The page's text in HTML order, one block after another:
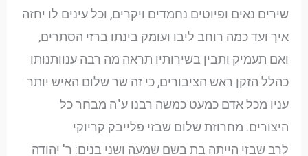
שירים נאים ופיוטים נחמדים ויקרים, וכל עינים לו יחזה
איך ועד כמה רוחב ליבו ועומק בינתו ברזי הסתרים,
ואם תעמיק ותבין בשירותיו תראה מה רבה ענוותנותו
כהלל הזקן ראש הציבורים, כי זה שר שלום האיש יותר
עניו מכל אדם כמעט כמשה רבנו ע"ה מבחר כל
היצורים. מחרוזת שלום שבזי פלייבק קריוקי
לרב שבזי הייתה בת בשם שמעה ושני בנים: ר' יהודה